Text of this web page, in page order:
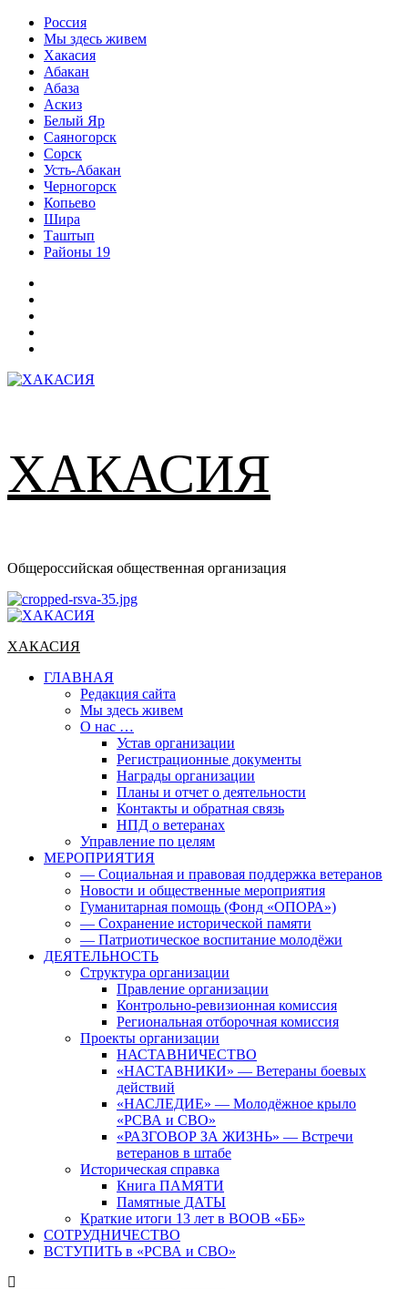
Перейти
содержимому
Россия
Мы здесь живем
Хакасия
Абакан
Абаза
Аскиз
Белый Яр
Саяногорск
Сорск
Усть-Абакан
Черногорск
Копьево
Шира
Таштып
Районы 19
ХАКАСИЯ
Общероссийская общественная организация
Основное
ХАКАСИЯ
ГЛАВНАЯ
Редакция сайта
Мы здесь живем
О нас …
Устав организации
Регистрационные документы
Награды организации
Планы и отчет о деятельности
Контакты и обратная связь
НПД о ветеранах
Управление по целям
МЕРОПРИЯТИЯ
— Социальная и правовая поддержка ветеранов
Новости и общественные мероприятия
Гуманитарная помощь (Фонд «ОПОРА»)
— Сохранение исторической памяти
— Патриотическое воспитание молодёжи
ДЕЯТЕЛЬНОСТЬ
Структура организации
Правление организации
Контрольно-ревизионная комиссия
Региональная отборочная комиссия
Проекты организации
НАСТАВНИЧЕСТВО
«НАСТАВНИКИ» — Ветераны боевых
действий
«НАСЛЕДИЕ» — Молодёжное крыло
«РСВА и СВО»
«РАЗГОВОР ЗА ЖИЗНЬ» — Встречи
ветеранов в штабе
Историческая справка
Книга ПАМЯТИ
Памятные ДАТЫ
Краткие итоги 13 лет в ВООВ «ББ»
СОТРУДНИЧЕСТВО
ВСТУПИТЬ в «РСВА и СВО»